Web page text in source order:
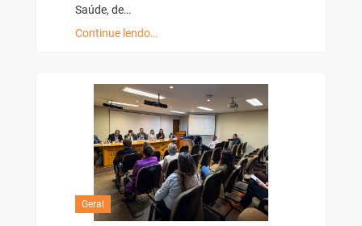
Saúde, de…
Continue lendo…
Geral